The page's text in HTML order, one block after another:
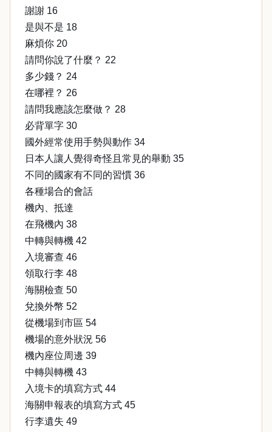
謝謝 16
是與不是 18
麻煩你 20
請問你說了什麼？ 22
多少錢？ 24
在哪裡？ 26
請問我應該怎麼做？ 28
必背單字 30
國外經常使用手勢與動作 34
日本人讓人覺得奇怪且常見的舉動 35
不同的國家有不同的習慣 36
各種場合的會話
機內、抵達
在飛機內 38
中轉與轉機 42
入境審查 46
領取行李 48
海關檢查 50
兌換外幣 52
從機場到市區 54
機場的意外狀況 56
機內座位周邊 39
中轉與轉機 43
入境卡的填寫方式 44
海關申報表的填寫方式 45
行李遺失 49